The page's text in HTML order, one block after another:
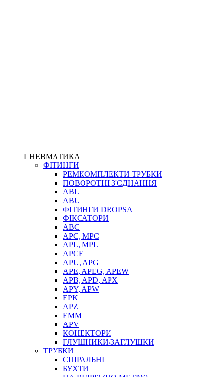
ПНЕВМАТИКА
ФІТИНГИ
РЕМКОМПЛЕКТИ ТРУБКИ
ПОВОРОТНІ З'ЄДНАННЯ
ABL
ABU
ФІТИНГИ DROPSA
ФІКСАТОРИ
ABC
APC, MPC
APL, MPL
APCF
APU, APG
APE, APEG, APEW
APB, APD, APX
APY, APW
EPK
APZ
EMM
APV
КОНЕКТОРИ
ГЛУШНИКИ/ЗАГЛУШКИ
ТРУБКИ
СПІРАЛЬНІ
БУХТИ